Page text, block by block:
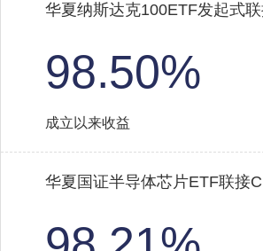
华夏纳斯达克100ETF发起式
98.50%
成立以来收益
华夏国证半导体芯片ETF联接C